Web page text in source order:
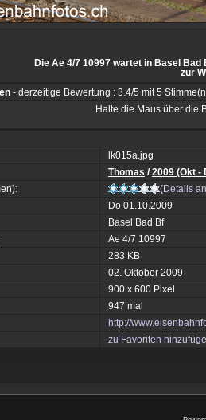
Die Ae 4/7 10997 wartet in Basel
zur
- derzeitige Bewertung : 3.4/5 mit 5
Halte die Maus über die
lk015a.jpg
Thomas /2009 (Okt -
(Details
Do 01.10.2009
Basel Bad Bf
Ae 4/7 10997
283 KB
02. Oktober 2009
900 x 600 Pixel
947 mal
http://
zu Favoriten